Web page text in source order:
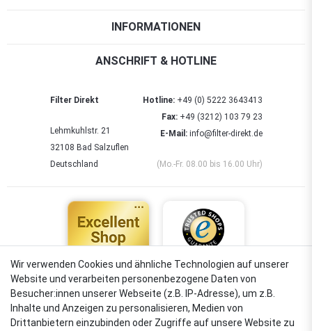
INFORMATIONEN
ANSCHRIFT & HOTLINE
Filter Direkt
Lehmkuhlstr. 21
32108 Bad Salzuflen
Deutschland
Hotline:+49 (0) 5222 3643413
Fax:+49 (3212) 103 79 23
E-Mail:info@filter-direkt.de
(Mo.-Fr. 08.00 bis 16.00 Uhr)
4,88
Sehr gut
Wir verwenden Cookies und ähnliche Technologien auf unserer
Website und verarbeiten personenbezogene Daten von
Besucher:innen unserer Webseite (z.B. IP-Adresse), um z.B.
Inhalte und Anzeigen zu personalisieren, Medien von
Drittanbietern einzubinden oder Zugriffe auf unsere Website zu